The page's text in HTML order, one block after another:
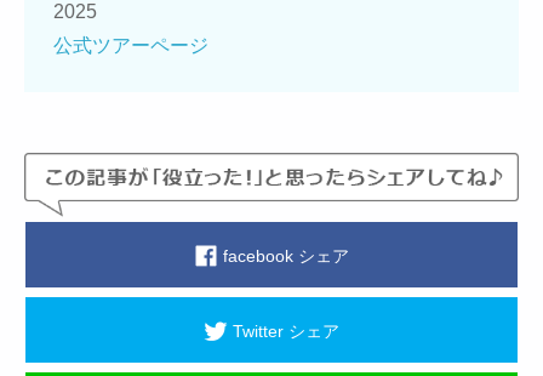
2025
公式ツアーページ
facebook シェア
Twitter シェア